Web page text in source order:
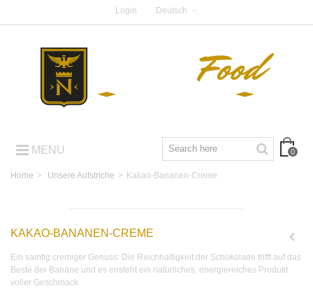
Login Deutsch
MENU 0
Home > Unsere Aufstriche > Kakao-Bananen-Creme
KAKAO-BANANEN-CREME
Ein samtig cremiger Genuss: Die Reichhaltigkeit der Schokolade trifft auf das
Beste der Banane und es ensteht ein natürliches, energiereiches Produkt
voller Geschmack